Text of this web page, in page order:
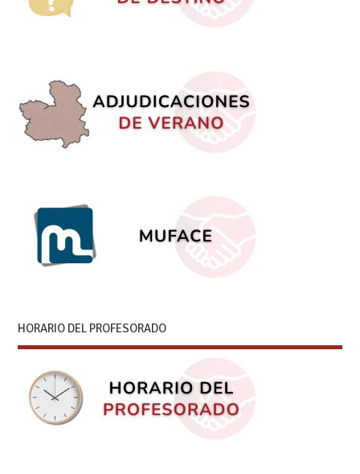
HORARIO DEL PROFESORADO